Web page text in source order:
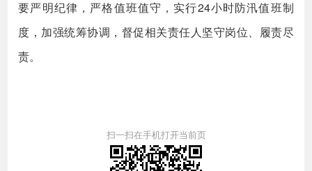
要严明纪律，严格值班值守，实行24小时防汛值班制
度，加强统筹协调，督促相关责任人坚守岗位、履责尽
责。
扫一扫在手机打开当前页